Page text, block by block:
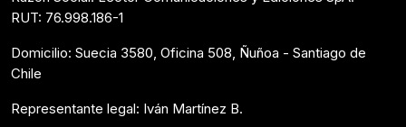
RUT: 76.998.186-1
Domicilio: Suecia 3580, Oficina 508, Ñuñoa - Santiago de
Chile
Representante legal: Iván Martínez B.